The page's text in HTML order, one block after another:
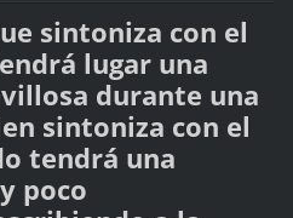
sintoniza con el
lugar una
durante una
sintoniza con el
tendrá una
poco